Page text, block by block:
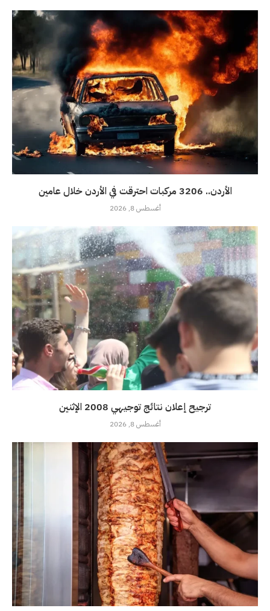
الأردن.. 3206 مركبات احترقت في الأردن خلال عامين
أغسطس 8, 2026
ترجيح إعلان نتائج توجيهي 2008 الإثنين
أغسطس 8, 2026